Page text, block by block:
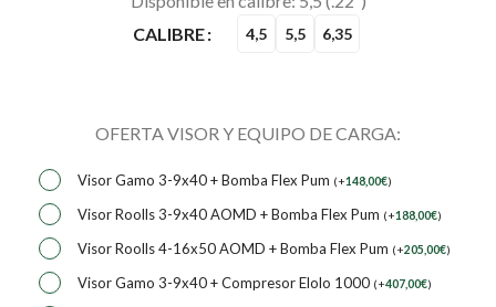
CALIBRE
4,5 5,5 6,35
OFERTA VISOR Y EQUIPO DE CARGA:
Visor Gamo 3-9x40 + Bomba Flex Pum (+148,00€)
Visor Roolls 3-9x40 AOMD + Bomba Flex Pum (+188,00€)
Visor Roolls 4-16x50 AOMD + Bomba Flex Pum (+205,00€)
Visor Gamo 3-9x40 + Compresor Elolo 1000 (+407,00€)